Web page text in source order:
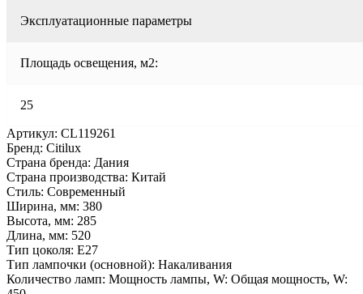
Эксплуатационные параметры
Площадь освещения, м2:
25
Артикул: CL119261
Бренд: Citilux
Страна бренда: Дания
Страна производства: Китай
Стиль: Современный
Ширина, мм: 380
Высота, мм: 285
Длина, мм: 520
Тип цоколя: E27
Тип лампочки (основной): Накаливания
Количество ламп: Мощность лампы, W: Общая мощность, W: